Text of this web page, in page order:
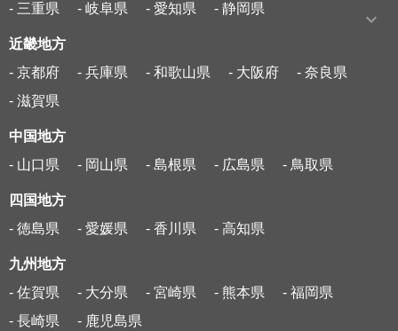
- 三重県
- 岐阜県 - 愛知県 - 静岡県
近畿地方
- 京都府
- 兵庫県 - 和歌山県 - 大阪府
- 奈良県
- 滋賀県
中国地方
- 山口県
- 岡山県 - 島根県 - 広島県 - 鳥取県
四国地方
- 徳島県
- 愛媛県 - 香川県 - 高知県
九州地方
- 佐賀県
- 大分県 - 宮崎県 - 熊本県
- 福岡県
- 長崎県
- 鹿児島県